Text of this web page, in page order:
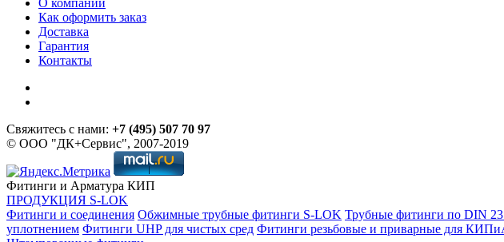
О компании
Как оформить заказ
Доставка
Гарантия
Контакты
Свяжитесь с нами: +7 (495) 507 70 97
© ООО "ДК+Сервис", 2007-2019
Фитинги и Арматура КИП
ПРОДУКЦИЯ S-LOK
Фитинги и соединения Обжимные трубные фитинги S-LOK Трубные фитинги по DIN
уплотнением Фитинги UHP для чистых сред Фитинги резьбовые и приварные для